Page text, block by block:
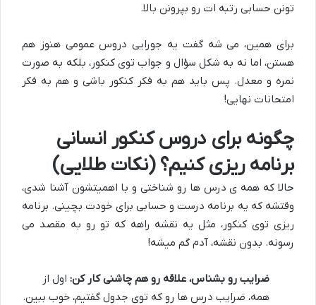
تونن حسابی رتبه ات رو بپرونن بالا.
برای همین، می شه گفت یه جورایی دروس عمومی هنوز هم
هستن، اما نه به شکل سؤال و جواب توی کنکور، بلکه به صورت
نمره و معدل. پس باید هم به فکر کنکور باشی و هم به فکر
امتحانات نهایی!
چگونه برای دروس کنکور انسانی
برنامه ریزی کنیم؟ (نکات طلایی)
حالا که همه ی درس ها رو شناختی و با اهمیتشون آشنا شدی،
وقتشه که یه برنامه درست و حسابی برای خودت بچینی. برنامه
ریزی توی کنکور، مثل یه نقشه راهه که تو رو به مقصد می
رسونه. بدون نقشه، آدم گم میشه!
ضرایب رو بشناس، علاقه رو هم چاشنی کار کن: اول از
همه، ضرایب درس ها رو که توی جدول گفتیم، خوب ببین.